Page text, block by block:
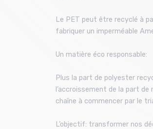
Le PET peut être recyclé à
fabriquer un imperméable
Un matière éco responsable:
Plus la part de polyester
l’accroissement de la part
chaîne à commencer par le
L’objectif: transformer nos